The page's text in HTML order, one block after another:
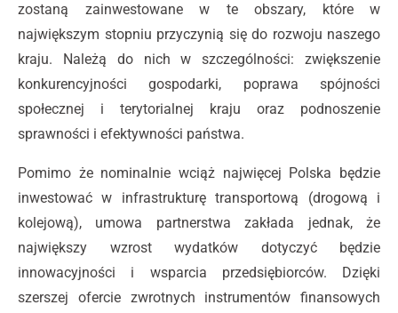
zostaną zainwestowane w te obszary, które w
największym stopniu przyczynią się do rozwoju naszego
kraju. Należą do nich w szczególności: zwiększenie
konkurencyjności gospodarki, poprawa spójności
społecznej i terytorialnej kraju oraz podnoszenie
sprawności i efektywności państwa.
Pomimo że nominalnie wciąż najwięcej Polska będzie
inwestować w infrastrukturę transportową (drogową i
kolejową), umowa partnerstwa zakłada jednak, że
największy wzrost wydatków dotyczyć będzie
innowacyjności i wsparcia przedsiębiorców. Dzięki
szerszej ofercie zwrotnych instrumentów finansowych